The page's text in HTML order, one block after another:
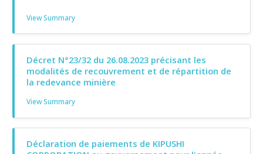
View Summary
Décret N°23/32 du 26.08.2023 précisant les
modalités de recouvrement et de répartition de
la redevance minière
View Summary
Déclaration de paiements de KIPUSHI